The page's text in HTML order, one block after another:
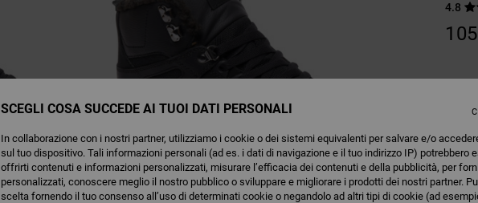
4.8
SCEGLI COSA SUCCEDE AI TUOI DATI PERSONALI
In collaborazione con i nostri partner, utilizziamo i cookie o dei sistemi equivalenti per salvare e/o
sul tuo dispositivo. Tali informazioni personali (ad es. i dati di navigazione e il tuo indirizzo IP) potrebbero
offrirti contenuti e informazioni personalizzati, misurare l’efficacia dei contenuti e della pubblicità, per
personalizzati, conoscere meglio il nostro pubblico o sviluppare e migliorare i prodotti dei nostri partner.
scelta fornendo il tuo consenso all’uso di determinati cookie o negandolo ad altri tipi di cookie (ad